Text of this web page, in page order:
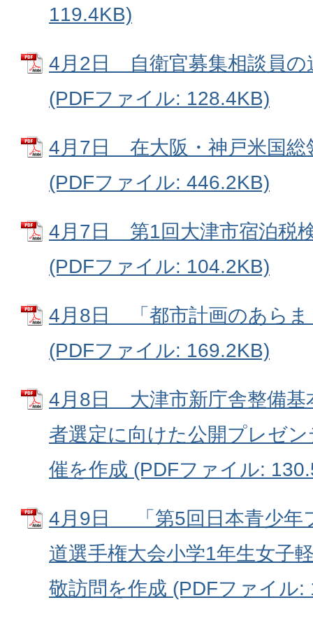
119.4KB)
4月2日 自衛官募集相談員の
(PDFファイル: 128.4KB)
4月7日 在大阪・神戸米国総
(PDFファイル: 446.2KB)
4月7日 第1回大津市宿泊税
(PDFファイル: 104.2KB)
4月8日 「都市計画のあらま
(PDFファイル: 169.2KB)
4月8日 大津市新庁舎整備基
者選定に向けた公開プレゼ
催を作成 (PDFファイル:
4月9日 「第5回日本青少年
道選手権大会小学1年生女子
敬訪問を作成 (PDFファイル: